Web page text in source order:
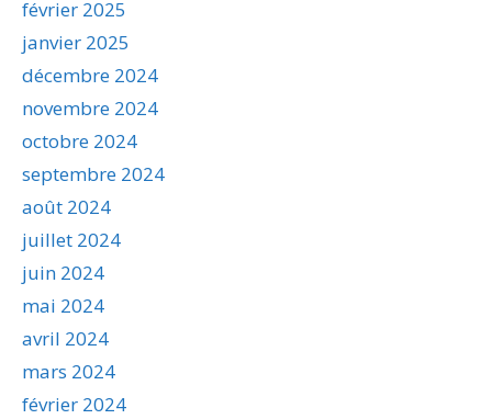
février 2025
janvier 2025
décembre 2024
novembre 2024
octobre 2024
septembre 2024
août 2024
juillet 2024
juin 2024
mai 2024
avril 2024
mars 2024
février 2024